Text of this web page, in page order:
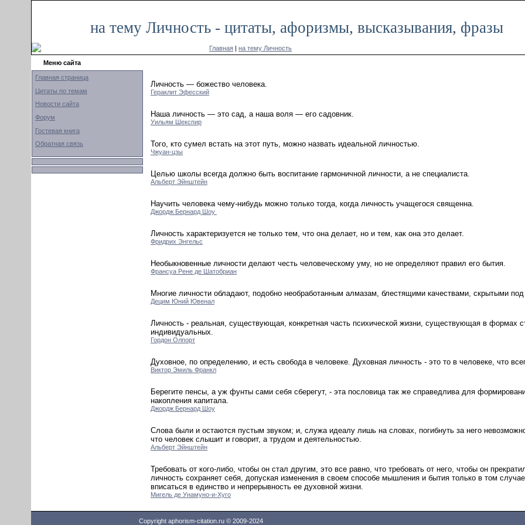
на тему Личность - цитаты, афоризмы, высказывания, фразы
Главная | на тему Личность
Меню сайта
Главная страница
Цитаты по темам
Новости сайта
Форум
Гостевая книга
Обратная связь
Личность — божество человека.
Гераклит Эфесский
Наша личность — это сад, а наша воля — его садовник.
Уильям Шекспир
Того, кто сумел встать на этот путь, можно назвать идеальной личностью.
Чжуан-цзы
Целью школы всегда должно быть воспитание гармоничной личности, а не специалиста.
Альберт Эйнштейн
Научить человека чему-нибудь можно только тогда, когда личность учащегося священна.
Джордж Бернард Шоу
Личность характеризуется не только тем, что она делает, но и тем, как она это делает.
Фридрих Энгельс
Необыкновенные личности делают честь человеческому уму, но не определяют правил его бытия.
Франсуа Рене де Шатобриан
Многие личности обладают, подобно необработанным алмазам, блестящими качествами, скрытыми
Децим Юний Ювенал
Личность - реальная, существующая, конкретная часть психической жизни, существующая в формах
индивидуальных.
Гордон Олпорт
Духовное, по определению, и есть свобода в человеке. Духовная личность - это то в человеке, что
Виктор Эмиль Франкл
Берегите пенсы, а уж фунты сами себя сберегут, - эта пословица так же справедлива для
накопления капитала.
Джордж Бернард Шоу
Слова были и остаются пустым звуком; и, служа идеалу лишь на словах, погибнуть за него
что человек слышит и говорит, а трудом и деятельностью.
Альберт Эйнштейн
Требовать от кого-либо, чтобы он стал другим, это все равно, что требовать от него, чтобы он
личность сохраняет себя, допуская изменения в своем способе мышления и бытия только в том
вписаться в единство и непрерывность ее духовной жизни.
Мигель де Унамуно-и-Хуго
Copyright aphorism-citation.ru © 2009-2024